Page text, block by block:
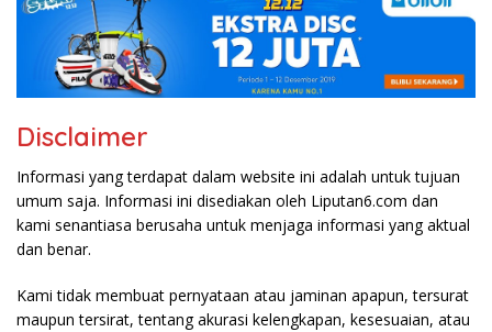
Disclaimer
Informasi yang terdapat dalam website ini adalah untuk tujuan
umum saja. Informasi ini disediakan oleh Liputan6.com dan
kami senantiasa berusaha untuk menjaga informasi yang aktual
dan benar.
Kami tidak membuat pernyataan atau jaminan apapun, tersurat
maupun tersirat, tentang akurasi kelengkapan, kesesuaian, atau